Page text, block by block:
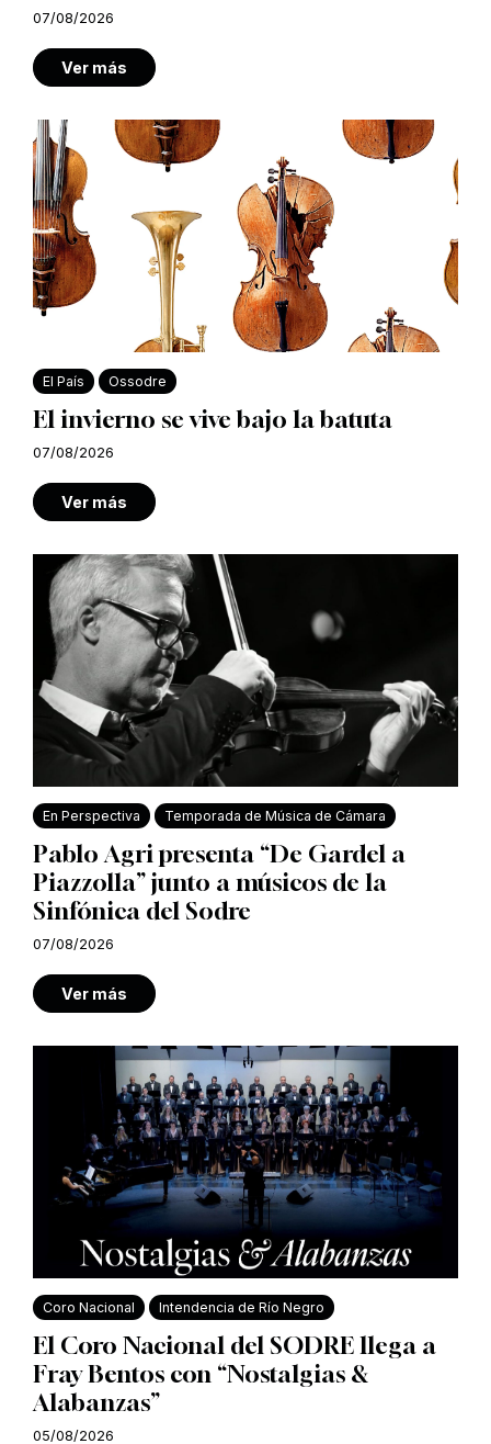
07/08/2026
Ver más
El País Ossodre
El invierno se vive bajo la batuta
07/08/2026
Ver más
En Perspectiva Temporada de Música de Cámara
Pablo Agri presenta “De Gardel a
Piazzolla” junto a músicos de la
Sinfónica del Sodre
07/08/2026
Ver más
Coro Nacional Intendencia de Río Negro
El Coro Nacional del SODRE llega a
Fray Bentos con “Nostalgias &
Alabanzas”
05/08/2026